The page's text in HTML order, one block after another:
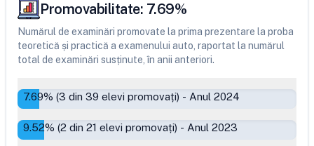
Promovabilitate: 7.69%
Numărul de examinări promovate la prima prezentare la proba
teoretică și practică a examenului auto, raportat la numărul
total de examinări susținute, în anii anteriori.
7.69% (3 din 39 elevi promovați) - Anul 2024
9.52% (2 din 21 elevi promovați) - Anul 2023